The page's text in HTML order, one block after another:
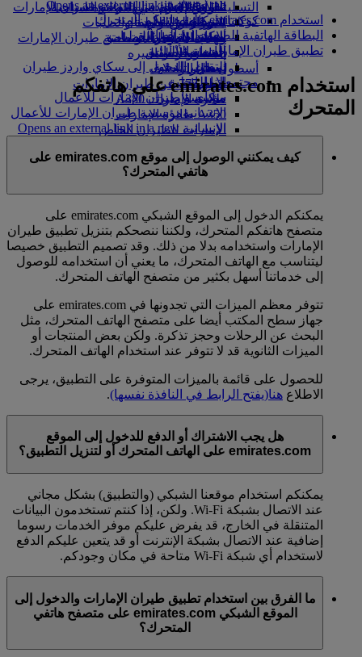
تناول الطعام في الدرجة السياحية
الممتازة
وجبات الدرجة السياحية
المشروبات
أسطول طائراتنا
بوينج 777
طائرة الإمارات A380
A350 طائرة الإمارات
الإمارات للطيران الخاص
السوق الحرة
متجرنا الرسمي
التسلية للأطفال
الترفيه عن الأطفال
ألعاب الأطفال
أنشطة للأطفال
in a new tab
كوكبنا
الاستدامة في العمليات
السياسة البيئية
التقارير البيئية
مجتمعاتنا المحلية
مؤسسة طيران الإمارات للأعمال
الإنسانيةمؤسسة طيران الإمارات للأعمال
الإنسانية Opens an external link in a new
الرعاية
Opens an external link in a new tab
شركاؤنا
سكاي واردز رايل
حاسبة الأميال
تسجيل الدخول إلى سكاي واردز طيران
الإمارات
سكاي واردز+
السفر لأصحاب الهمم مع طيران الإمارات
المساعدة الخاصة والطلبات
تجربتكم على متن الطائرة
الأدوات والموارد
الهاتف المتحرك وتطبيق طيران الإمارات
إلغاء حجز أو تغييره
تعطل الرحلات
معلومات عن طيران الإمارات
استخدام emirates.com على هاتفكم المتحرك
البطاقة الهاتفية للصعود إلى الطائرة
تطبيق طيران الإمارات
استخدام emirates.com على هاتفكم
المتحرك
كيف يمكنني الوصول إلى موقع emirates.com على
هاتفي المتحرك؟
يمكنكم الدخول إلى الموقع الشبكي emirates.com على
متصفح هاتفكم المتحرك، ولكننا ننصحكم بتنزيل تطبيق طيران
الإمارات واستخدامه بدلا من ذلك. وقد تصميم التطبيق خصيصا
ليتناسب مع الهاتف المتحرك، ما يعني أن استخدامه للوصول
إلى خدماتنا أسهل بكثير من متصفح الهاتف المتحرك.
تتوفر معظم الميزات التي تجدونها في emirates.com على
جهاز سطح المكتب أيضا على متصفح الهاتف المتحرك، مثل
البحث عن الرحلات وحجز تذكرة. ولكن بعض المنتجات أو
الميزات الثانوية قد لا تتوفر عند استخدام الهاتف المتحرك.
للحصول على قائمة بالميزات المتوفرة على التطبيق، يرجى
الاطلاع هنا(يفتح الرابط في النافذة نفسها).
هل يجب الاشتراك أو الدفع للدخول إلى الموقع
emirates.com على الهاتف المتحرك أو لتنزيل التطبيق؟
يمكنكم استخدام موقعنا الشبكي (والتطبيق) بشكل مجاني
عند الاتصال بشبكة Wi-Fi. ولكن، إذا كنتم تستخدمون البيانات
المتنقلة في الخارج، قد يفرض عليكم موفر الخدمات رسوما
إضافية عند الاتصال بشبكة الإنترنت أو قد يتعين عليكم الدفع
لاستخدام أي شبكة Wi-Fi متاحة في مكان وجودكم.
ما الفرق بين استخدام تطبيق طيران الإمارات والدخول إلى
الموقع الشبكي emirates.com على متصفح هاتفي
المتحرك؟